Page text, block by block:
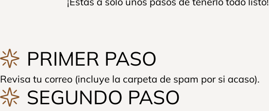
PRIMER PASO
Revisa tu correo (incluye la carpeta de spam por si acaso).
SEGUNDO PASO